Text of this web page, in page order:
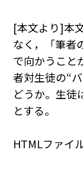
[本文より]本
なく，「筆者
で向かうこと
者対生徒の“
どうか。生徒
とする。
HTMLファイ